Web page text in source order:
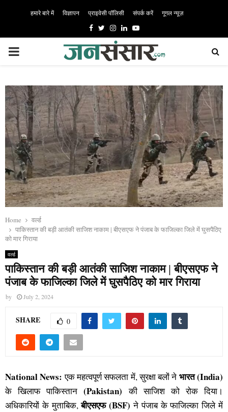
हमारे बारे में विज्ञापन प्राइवेसी पॉलिसी संपर्क करें गूगल न्यूज़
Facebook
TwitterInstagram
LinkedinYoutube
PRIMARY
Home
वर्ल्ड
पाकिस्तान की बड़ी आतंकी साजिश नाकाम | बीएसएफ ने पंजाब के फाजिल्का जिले में घुसपैठिए
को मार गिराया
वर्ल्ड
पाकिस्तान की बड़ी आतंकी साजिश नाकाम | बीएसएफ ने
पंजाब के फाजिल्का जिले में घुसपैठिए को मार गिराया
by July 2, 2024
SHARE 0
National News: एक महत्वपूर्ण सफलता में, सुरक्षा बलों ने भारत (India)
के खिलाफ पाकिस्तान(Pakistan) की साजिश को रोक दिया।
अधिकारियों के मुताबिक,बीएसएफ (BSF) ने पंजाब के फाजिल्का जिले में